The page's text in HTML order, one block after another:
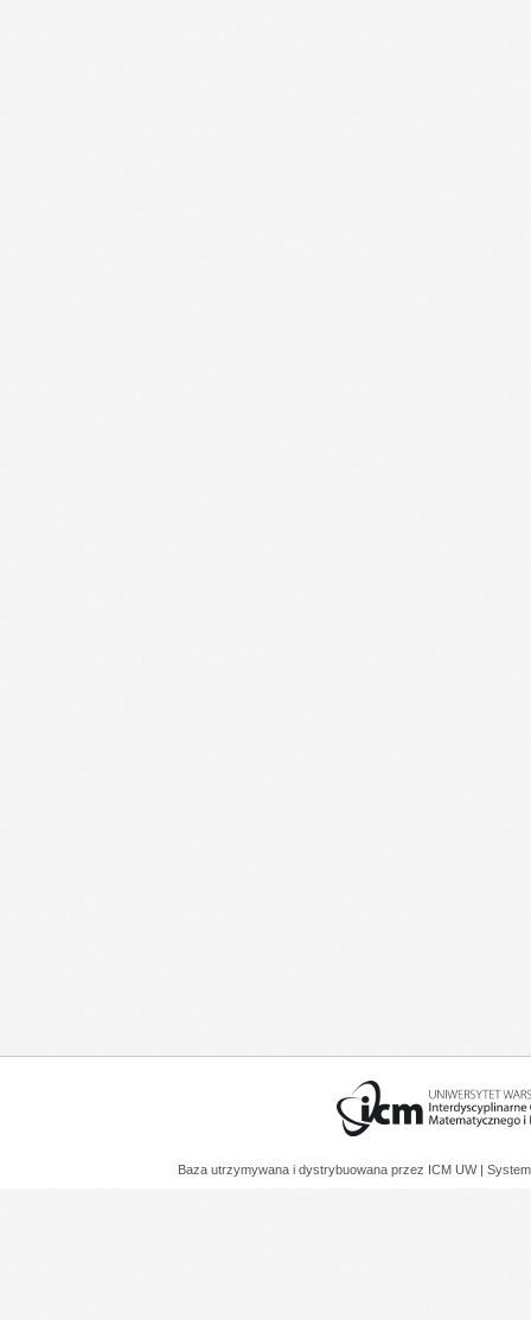
Baza utrzymywana i dystrybuowana przez ICM UW |